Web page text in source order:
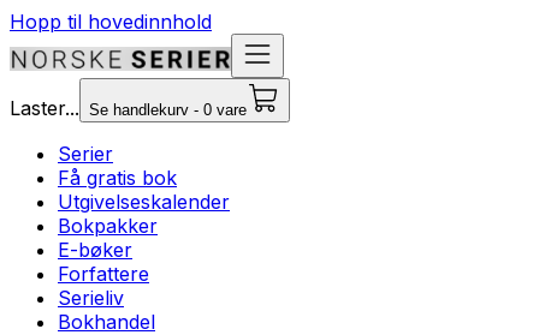
Hopp til hovedinnhold
Laster... Se handlekurv - 0 vare
Serier
Få gratis bok
Utgivelseskalender
Bokpakker
E-bøker
Forfattere
Serieliv
Bokhandel